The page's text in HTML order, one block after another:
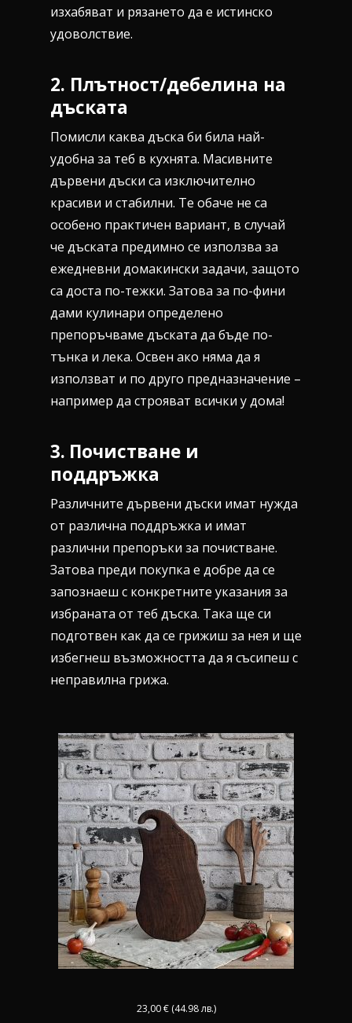
изхабяват и рязането да е истинско
удоволствие.
2. Плътност/дебелина на
дъската
Помисли каква дъска би била най-
удобна за теб в кухнята. Масивните
дървени дъски са изключително
красиви и стабилни. Те обаче не са
особено практичен вариант, в случай
че дъската предимно се използва за
ежедневни домакински задачи, защото
са доста по-тежки. Затова за по-фини
дами кулинари определено
препоръчваме дъската да бъде по-
тънка и лека. Освен ако няма да я
използват и по друго предназначение –
например да строяват всички у дома!
3. Почистване и
поддръжка
Различните дървени дъски имат нужда
от различна поддръжка и имат
различни препоръки за почистване.
Затова преди покупка е добре да се
запознаеш с конкретните указания за
избраната от теб дъска. Така ще си
подготвен как да се грижиш за нея и ще
избегнеш възможността да я съсипеш с
неправилна грижа.
23,00€ (44.98 лв.)